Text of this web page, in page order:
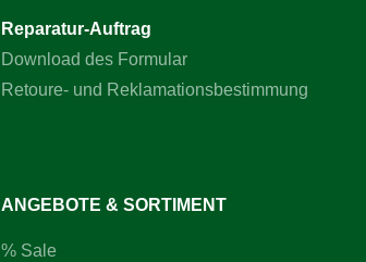
Reparatur-Auftrag
Download des Formular
Retoure- und Reklamationsbestimmung
ANGEBOTE & SORTIMENT
% Sale